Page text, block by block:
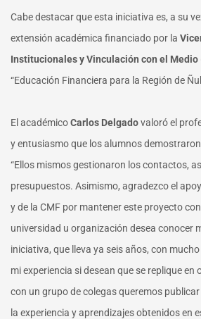
Cabe destacar que esta iniciativa es, a su
extensión académica financiado por la
Institucionales y Vinculación con el Medio
“Educación Financiera para la Región de
El académicoCarlos Delgadovaloró el
y entusiasmo que los alumnos
“Ellos mismos gestionaron los contactos,
presupuestos. Asimismo, agradezco el
y de la CMF por mantener este proyecto
universidad u organización desea conocer
iniciativa, que lleva ya seis años, con
mi experiencia si desean que se replique en
con un grupo de colegas queremos
la experiencia y aprendizajes obtenidos en